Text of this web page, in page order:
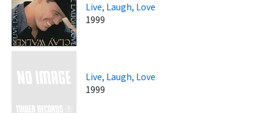
Live, Laugh, Love
1999
Live, Laugh, Love
1999